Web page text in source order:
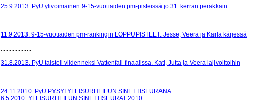
25.9.2013. PyU ylivoimainen 9-15-vuotiaiden pm-pisteissä jo 31. kerran peräkkäin
................
11.9.2013. 9-15-vuotiaiden pm-rankingin LOPPUPISTEET. Jesse, Veera ja Karla kärjessä
....................
31.8.2013. PyU taisteli viidenneksi Vattenfall-finaalissa. Kati, Jutta ja Veera lajivoittoihin
.......................
24.11.2010. PyU PYSYI YLEISURHEILUN SINETTISEURANA
6.5.2010. YLEISURHEILUN SINETTISEURAT 2010